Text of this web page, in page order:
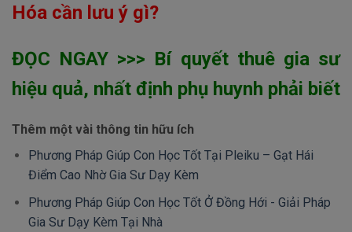
Hóa cần lưu ý gì?
ĐỌC NGAY >>> Bí quyết thuê gia sư
hiệu quả, nhất định phụ huynh phải biết
Thêm một vài thông tin hữu ích
Phương Pháp Giúp Con Học Tốt Tại Pleiku – Gạt Hái
Điểm Cao Nhờ Gia Sư Dạy Kèm
Phương Pháp Giúp Con Học Tốt Ở Đồng Hới - Giải Pháp
Gia Sư Dạy Kèm Tại Nhà